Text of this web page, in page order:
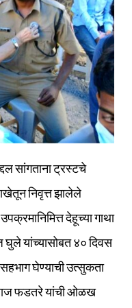
सांगताना ट्रस्टचे
निवृत्त झालेले
देहूच्या गाथा
घुले यांच्यासोबत ४० दिवस
घेण्याची उत्सुकता
फडतरे यांची ओळख